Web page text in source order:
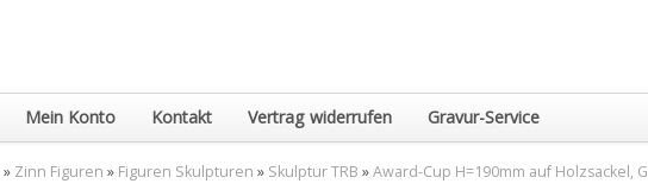
Mein Konto Kontakt Vertrag widerrufen Gravur-Service
» Zinn Figuren » Figuren Skulpturen » Skulptur TRB »Award-Cup H=190mm auf Holzsackel,